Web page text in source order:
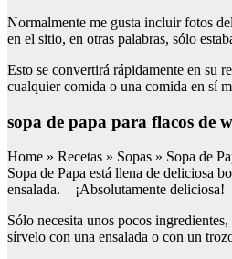
Normalmente me gusta incluir fotos
en el sitio, en otras palabras, sólo
Esto se convertirá rápidamente en su
cualquier comida o una comida en sí
sopa de papa para flacos de
Home » Recetas » Sopas » Sopa de
Sopa de Papa está llena de deliciosa
ensalada. ¡Absolutamente deliciosa!
Sólo necesita unos pocos
sírvelo con una ensalada o con un